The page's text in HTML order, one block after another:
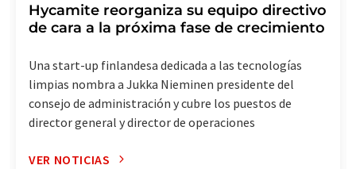
Hycamite reorganiza su equipo directivo
de cara a la próxima fase de crecimiento
Una start-up finlandesa dedicada a las tecnologías
limpias nombra a Jukka Nieminen presidente del
consejo de administración y cubre los puestos de
director general y director de operaciones
VER NOTICIAS